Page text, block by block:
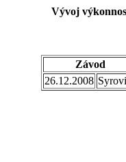
Vývoj
Závod
26.12.2008